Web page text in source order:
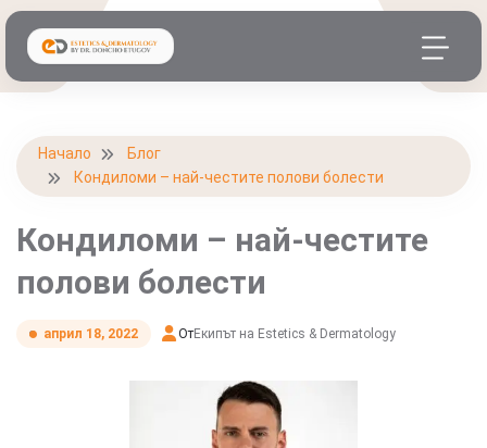
Начало
Блог
Кондиломи – най-честите полови болести
Кондиломи – най-честите
полови болести
април 18, 2022 ОтЕкипът на Estetics & Dermatology